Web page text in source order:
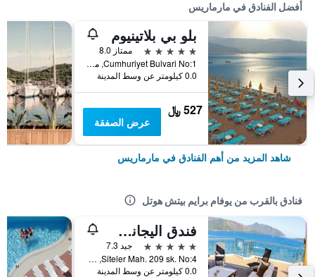
أفضل الفنادق في مارماريس
بلو بي بلاتينيوم
5 نجوم
ممتاز 8.0
Cumhuriyet Bulvari No:1, مارماريس, تركيا
0.0 كيلومتر عن وسط المدينة
527 ﷼
عرض الصفقة
شاهد المزيد من أهم الفنادق في مارماريس
فنادق بالقرب من يوفام برايم بيتش هوتل
فندق اليجانس هوتلز انترنايشنال مارماريس
5 نجوم
جيد 7.3
Siteler Mah. 209 sk. No:4, مارماريس, تركيا
0.0 كيلومتر عن وسط المدينة